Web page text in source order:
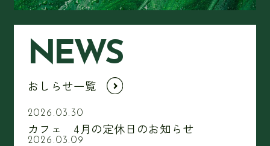
NEWS
おしらせ一覧
2026.03.30
カフェ 4月の定休日のお知らせ
2026.03.09